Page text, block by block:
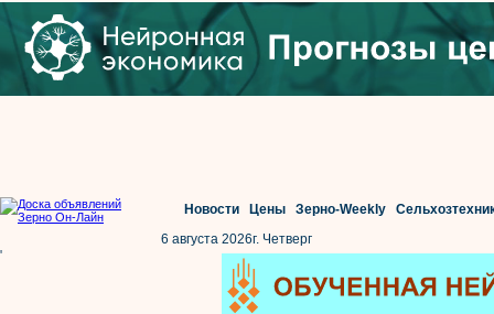
Новости Цены Зерно-Weekly
6 августа 2026г. Четверг
'